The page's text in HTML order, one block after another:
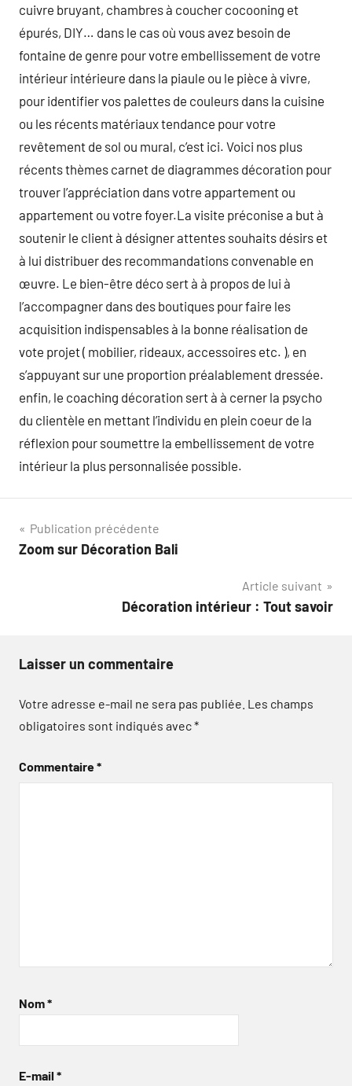
cuivre bruyant, chambres à coucher cocooning et
épurés, DIY… dans le cas où vous avez besoin de
fontaine de genre pour votre embellissement de votre
intérieur intérieure dans la piaule ou le pièce à vivre,
pour identifier vos palettes de couleurs dans la cuisine
ou les récents matériaux tendance pour votre
revêtement de sol ou mural, c’est ici. Voici nos plus
récents thèmes carnet de diagrammes décoration pour
trouver l’appréciation dans votre appartement ou
appartement ou votre foyer.La visite préconise a but à
soutenir le client à désigner attentes souhaits désirs et
à lui distribuer des recommandations convenable en
œuvre. Le bien-être déco sert à à propos de lui à
l’accompagner dans des boutiques pour faire les
acquisition indispensables à la bonne réalisation de
vote projet ( mobilier, rideaux, accessoires etc. ), en
s’appuyant sur une proportion préalablement dressée.
enfin, le coaching décoration sert à à cerner la psycho
du clientèle en mettant l’individu en plein coeur de la
réflexion pour soumettre la embellissement de votre
intérieur la plus personnalisée possible.
Navigation
de
Publication précédente
Zoom sur Décoration Bali
Article suivant
Décoration intérieur : Tout savoir
Laisser un commentaire
Votre adresse e-mail ne sera pas publiée. Les champs
obligatoires sont indiqués avec*
Commentaire*
Nom*
E-mail *